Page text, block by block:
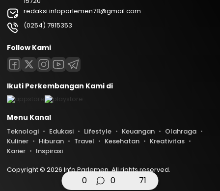
0 0 71
redaksi.infoparlemen78@gmail.com
(0254) 7915353
Follow Kami
Ikuti Perkembangan Kami di
Menu Kanal
Teknologi Edukasi Lifestyle Keuangan
Olahraga
Kuliner
Hiburan Travel Kesehatan
Kreativitas
Karier
Inspirasi
Copyright © 2026 Info Parlemen. All rights reserved.